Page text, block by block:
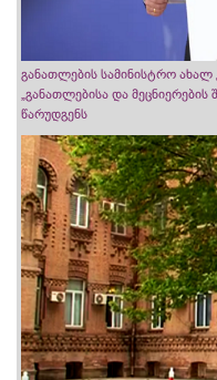
განათლების სამინისტრო ახალ
„განათლებისა და
წარუდგენს